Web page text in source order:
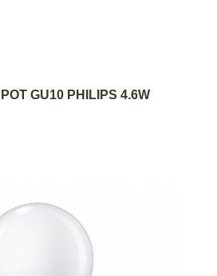
AL CARRITO
GU10 PHILIPS 4.6W